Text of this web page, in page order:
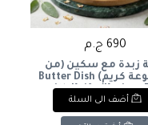
690 ج.م
زبدة مع سكين (من
مجموعة كريم) Butter Dish
with Knife (Karim -
Collection)
أضف الى السلة